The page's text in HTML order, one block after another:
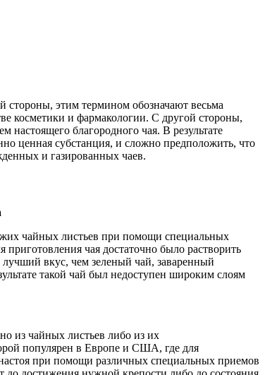
стороны, этим термином обозначают весьма
косметики и фармакологии. С другой стороны,
благородного чая. В результате
ценная субстанция, и сложно предположить, что
и газированных чаев.
чайных листьев при помощи специальных
чая достаточно было растворить
лучший вкус, чем зеленый чай, заваренный
такой чай был недоступен широким слоям
из чайных листьев либо из их
популярен в Европе и США, где для
при помощи различных специальных приемов